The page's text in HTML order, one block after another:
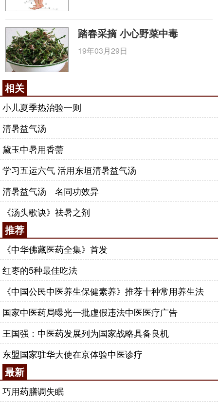
踏春采摘 小心野菜中毒
19年03月29日
相关
小儿夏季热治验一则
清暑益气汤
黛玉中暑用香薷
学习五运六气 活用东垣清暑益气汤
清暑益气汤 名同功效异
《汤头歌诀》祛暑之剂
推荐
《中华佛藏医药全集》首发
红枣的5种最佳吃法
《中国公民中医养生保健素养》推荐十种常用养生法
国家中医药局曝光一批虚假违法中医医疗广告
王国强：中医药发展列为国家战略具备良机
东盟国家驻华大使在京体验中医诊疗
最新
巧用药膳调失眠